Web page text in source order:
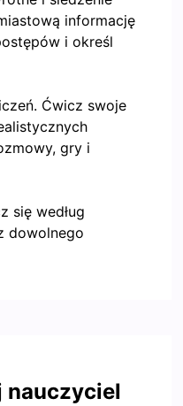
informację
i określ
Ćwicz swoje
gry i
się według
dowolnego
nauczyciel